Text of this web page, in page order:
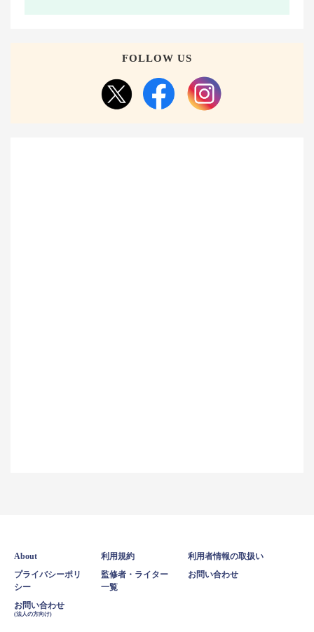
FOLLOW US
About 利用規約 利用者情報の取扱い
プライバシーポリ
シー
監修者・ライター
一覧
お問い合わせ
お問い合わせ
(法人の方向け)